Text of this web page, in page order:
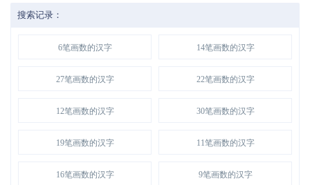
搜索记录：
6笔画数的汉字 14笔画数的汉字
27笔画数的汉字 22笔画数的汉字
12笔画数的汉字 30笔画数的汉字
19笔画数的汉字 11笔画数的汉字
16笔画数的汉字 9笔画数的汉字